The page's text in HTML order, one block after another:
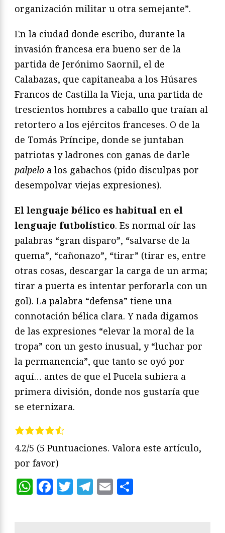
organización militar u otra semejante”.
En la ciudad donde escribo, durante la
invasión francesa era bueno ser de la
partida de Jerónimo Saornil, el de
Calabazas, que capitaneaba a los Húsares
Francos de Castilla la Vieja, una partida de
trescientos hombres a caballo que traían al
retortero a los ejércitos franceses. O de la
de Tomás Príncipe, donde se juntaban
patriotas y ladrones con ganas de darle
palpelo a los gabachos (pido disculpas por
desempolvar viejas expresiones).
El lenguaje bélico es habitual en el
lenguaje futbolístico. Es normal oír las
palabras “gran disparo”, “salvarse de la
quema”, “cañonazo”, “tirar” (tirar es, entre
otras cosas, descargar la carga de un arma;
tirar a puerta es intentar perforarla con un
gol). La palabra “defensa” tiene una
connotación bélica clara. Y nada digamos
de las expresiones “elevar la moral de la
tropa” con un gesto inusual, y “luchar por
la permanencia”, que tanto se oyó por
aquí… antes de que el Pucela subiera a
primera división, donde nos gustaría que
se eternizara.
4.2/5 (5 Puntuaciones. Valora este artículo,
por favor)
WhatsApp
Facebook
Twitter
Telegram
Email